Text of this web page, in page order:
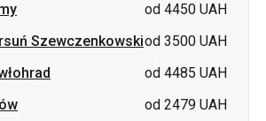
od 4450 UAH
Szewczenkowskiod 3500 UAH
od 4485 UAH
od 2479 UAH